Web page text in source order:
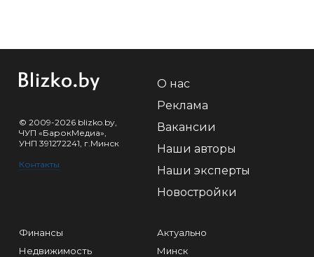
© 2009-2026 blizko.by,
ЧУП «БарокМедиа»,
УНП 391272241, г.Минск
Контакты
О нас
Реклама
Вакансии
Наши авторы
Наши эксперты
Новостройки
Финансы
Недвижимость
Актуально
Минск